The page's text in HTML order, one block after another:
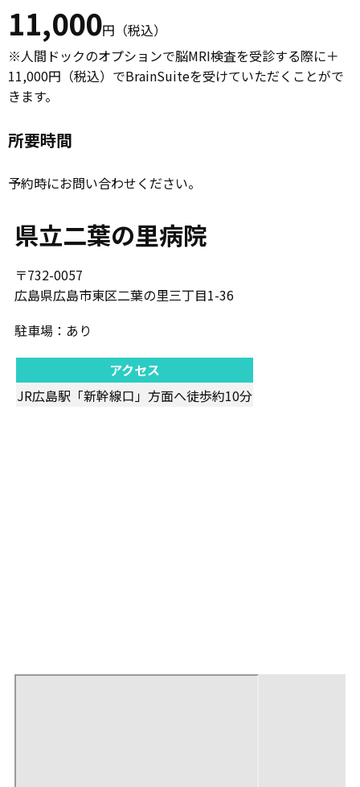
11,000円（税込）
※人間ドックのオプションで脳MRI検査を受診する際に＋
11,000円（税込）でBrainSuiteを受けていただくことがで
きます。
所要時間
予約時にお問い合わせください。
県立二葉の里病院
〒732-0057
広島県広島市東区二葉の里三丁目1-36
駐車場：あり
アクセス
JR広島駅「新幹線口」方面へ徒歩約10分